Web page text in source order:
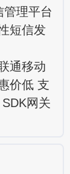
管理平台
短信发
通移动
价低 支
网关